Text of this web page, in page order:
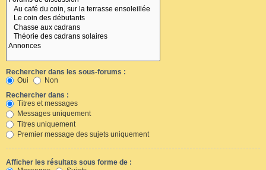
Rechercher dans les sous-forums :
Oui
Non
Rechercher dans :
Titres et messages
Messages uniquement
Titres uniquement
Premier message des sujets uniquement
Afficher les résultats sous forme de :